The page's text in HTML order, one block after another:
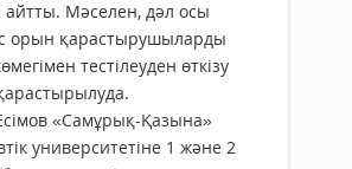
айтты. Мәселен, дәл осы
орын қарастырушыларды
тестілеуден өткізу
«Самұрық-Қазына»
университетіне 1 және 2